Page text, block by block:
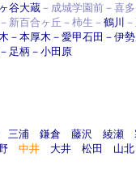
谷大蔵－成城学園前－喜多
新百合ヶ丘－柿生－ 鶴川
－ 本厚木 － 愛甲石田 － 伊
－ 足柄－ 小田原
三浦 鎌倉 藤沢 綾瀬
中井 大井 松田 山北